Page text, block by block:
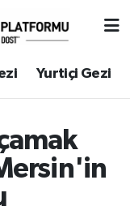
Yurtiçi Gezi